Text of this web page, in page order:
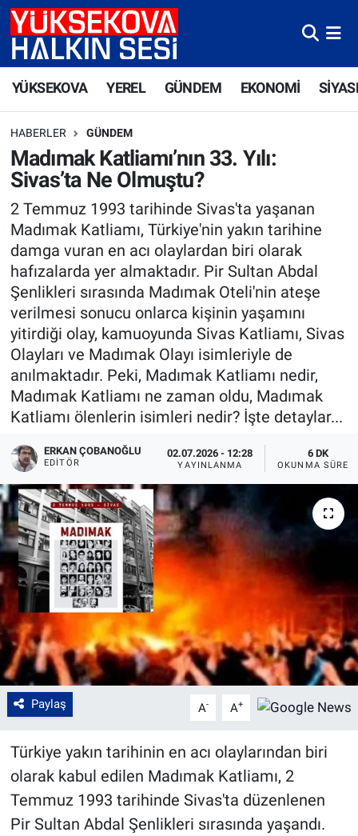
YÜKSEKOVA YEREL GÜNDEM EKONOMİ
HABERLER GÜNDEM
Madımak Katliamı’nın 33. Yılı:
Sivas’ta Ne Olmuştu?
2 Temmuz 1993 tarihinde Sivas'ta yaşanan
Madımak Katliamı, Türkiye'nin yakın tarihine
damga vuran en acı olaylardan biri olarak
hafızalarda yer almaktadır. Pir Sultan Abdal
Şenlikleri sırasında Madımak Oteli'nin ateşe
verilmesi sonucu onlarca kişinin yaşamını
yitirdiği olay, kamuoyunda Sivas Katliamı, Sivas
Olayları ve Madımak Olayı isimleriyle de
anılmaktadır. Peki, Madımak Katliamı nedir,
Madımak Katliamı ne zaman oldu, Madımak
Katliamı ölenlerin isimleri nedir? İşte detaylar...
ERKAN ÇOBANOĞLU
EDITÖR
02.07.2026 - 12:28
YAYINLANMA
6 DK
OKUNMA SÜRESI
Paylaş A- A+
Türkiye yakın tarihinin en acı olaylarından biri
olarak kabul edilen Madımak Katliamı, 2
Temmuz 1993 tarihinde Sivas'ta düzenlenen
Pir Sultan Abdal Şenlikleri sırasında yaşandı.
Yüksekova Nöbetçi Eczaneler
Süper Lig Puan Durumu ve Fikstür
Tüm Manşetler
Son Dakika Haberleri
Haber Arşivi